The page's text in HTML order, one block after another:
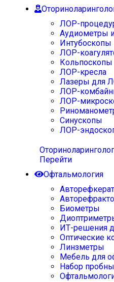
ЛОР-
Аудиометры
Интубоскопы
ЛОР-
Кольпоскопы
ЛОР-кресла
Лазеры для
ЛОР-
ЛОР-
Синускопы
ЛОР-
Перейти
Офтальмология
Биометры
ИТ-решения
Оптические
Линзметры
Мебель для
Набор